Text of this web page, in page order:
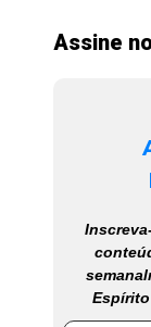
Assine